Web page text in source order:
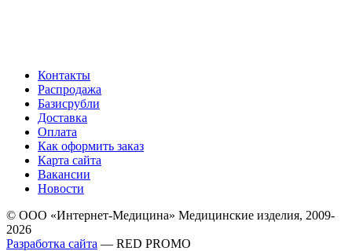
Контакты
Распродажа
Базисрубли
Доставка
Оплата
Как оформить заказ
Карта сайта
Вакансии
Новости
© ООО «Интернет-Медицина» Медицинские изделия, 2009-
2026
Разработка сайта — RED PROMO